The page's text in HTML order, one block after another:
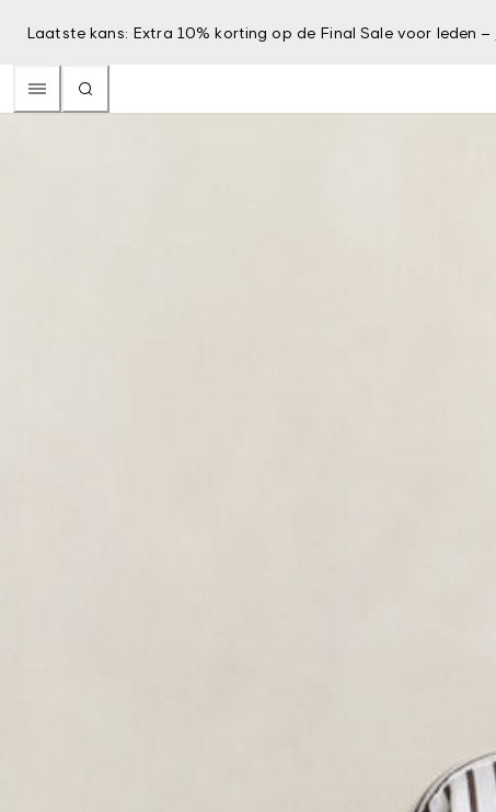
Laatste kans: Extra 10% korting op de Final Sale voor leden –